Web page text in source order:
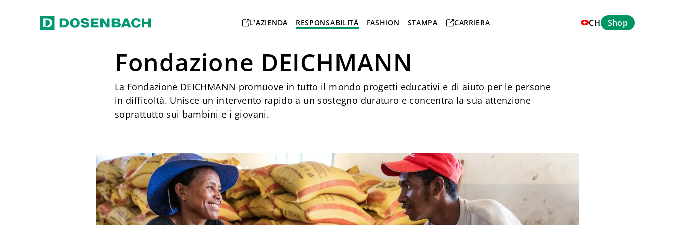
Vai al contenuto principale CH Shop
L’AZIENDA RESPONSABILITÀ FASHION STAMPA CARRIERA
Home Responsabilità Soziales Engagement Fondazione DEICHMANN
Fondazione DEICHMANN
La Fondazione DEICHMANN promuove in tutto il mondo progetti educativi e di aiuto per le persone
in difficoltà. Unisce un intervento rapido a un sostegno duraturo e concentra la sua attenzione
soprattutto sui bambini e i giovani.